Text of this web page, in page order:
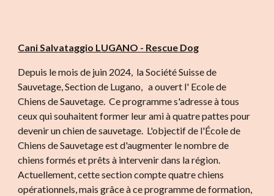
Cani Salvataggio LUGANO - Rescue Dog
Depuis le mois de juin 2024, la Société Suisse de
Sauvetage, Section de Lugano, a ouvert l' Ecole de
Chiens de Sauvetage. Ce programme s'adresse à tous
ceux qui souhaitent former leur ami à quatre pattes pour
devenir un chien de sauvetage. L'objectif de l'École de
Chiens de Sauvetage est d'augmenter le nombre de
chiens formés et prêts à intervenir dans la région.
Actuellement, cette section compte quatre chiens
opérationnels, mais grâce à ce programme de formation,